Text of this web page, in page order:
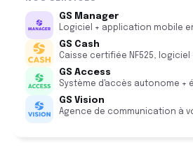
GS Manager
Logiciel + application mobile
GS Cash
Caisse certifiée NF525, logiciel
GS Access
Système d'accès autonome +
GS Vision
Agence de communication à